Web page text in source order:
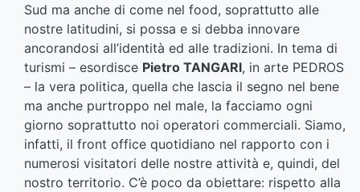
Sud ma anche di come nel food, soprattutto alle
nostre latitudini, si possa e si debba innovare
ancorandosi all’identità ed alle tradizioni. In tema di
turismi – esordisce Pietro TANGARI, in arte PEDROS
– la vera politica, quella che lascia il segno nel bene
ma anche purtroppo nel male, la facciamo ogni
giorno soprattutto noi operatori commerciali. Siamo,
infatti, il front office quotidiano nel rapporto con i
numerosi visitatori delle nostre attività e, quindi, del
nostro territorio. C’è poco da obiettare: rispetto alla